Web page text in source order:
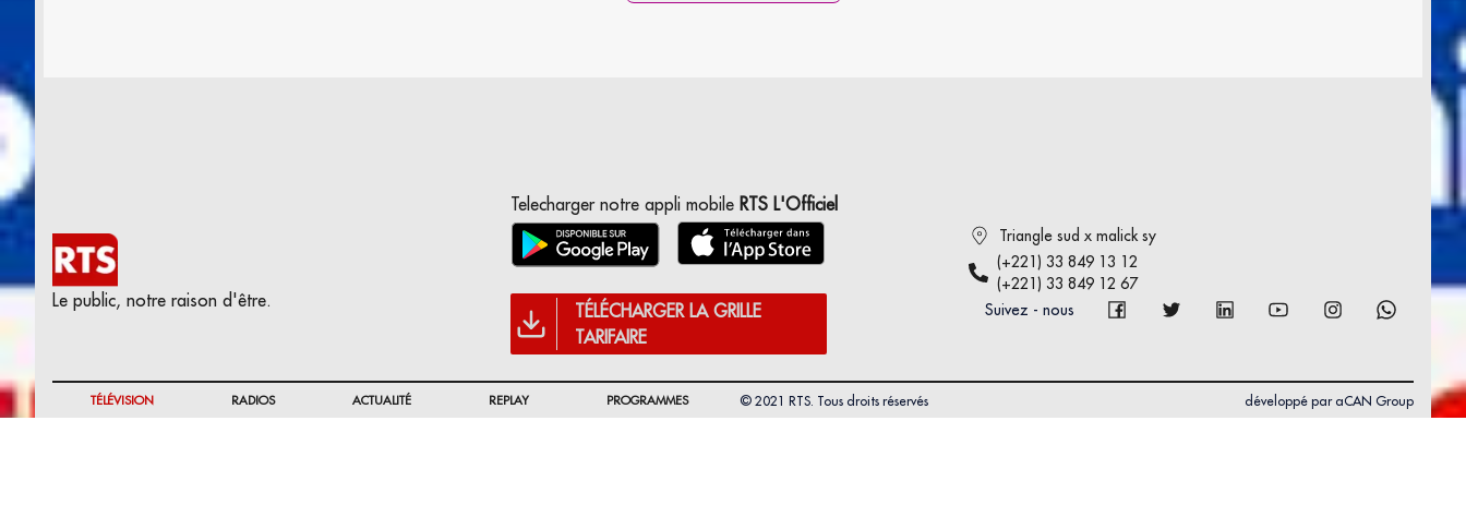
Le public, notre raison d'être.
Telecharger notre appli mobile RTS L'Officiel
TÉLÉCHARGER LA GRILLE
TARIFAIRE
Triangle sud x malick sy
(+221) 33 849 13 12
(+221) 33 849 12 67
Suivez - nous
TÉLÉVISION RADIOS ACTUALITÉ REPLAY PROGRAMMES © 2021 RTS. Tous droits réservés développé par aCAN Group